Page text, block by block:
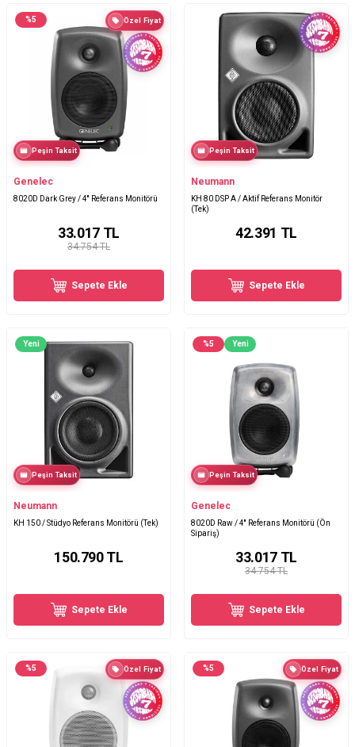
%5 Özel Fiyat
Peşin Taksit
Genelec
8020D Dark Grey / 4'' Referans Monitörü
34.754 TL
33.017TL
Sepete Ekle
Peşin Taksit
Neumann
KH 80 DSP A / Aktif Referans Monitör
(Tek)
42.391 TL
Sepete Ekle
Yeni
Peşin Taksit
Neumann
KH 150 / Stüdyo Referans Monitörü (Tek)
150.790TL
Sepete Ekle
%5 Yeni
Peşin Taksit
Genelec
8020D Raw / 4′′ Referans Monitörü (Ön
Sipariş)
34.754 TL
33.017TL
Sepete Ekle
%5 Özel Fiyat %5 Özel Fiyat